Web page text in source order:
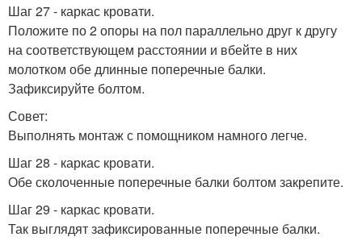
Шаг 27 - каркас кровати.
Положите по 2 опоры на пол параллельно друг к другу
на соответствующем расстоянии и вбейте в них
молотком обе длинные поперечные балки.
Зафиксируйте болтом.
Совет:
Выполнять монтаж с помощником намного легче.
Шаг 28 - каркас кровати.
Обе сколоченные поперечные балки болтом закрепите.
Шаг 29 - каркас кровати.
Так выглядят зафиксированные поперечные балки.